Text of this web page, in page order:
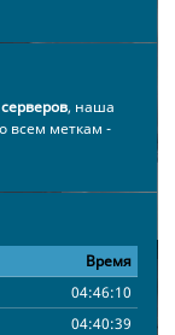
, наша
всем меткам -
Время
04:46:10
04:40:39